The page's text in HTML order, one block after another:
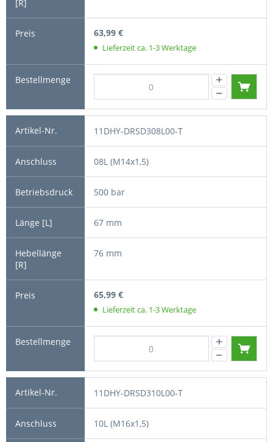
63,99 €
Lieferzeit ca. 1-3 Werktage
11DHY-DRSD308L00-T
08L (M14x1,5)
500 bar
67 mm
76 mm
65,99 €
Lieferzeit ca. 1-3 Werktage
11DHY-DRSD310L00-T
10L (M16x1,5)